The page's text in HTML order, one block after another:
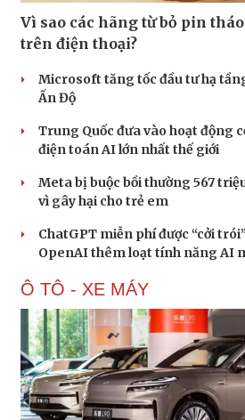
Vì sao các hãng từ bỏ pin
trên điện thoại?
Microsoft tăng tốc đầu tư hạ
Ấn Độ
Trung Quốc đưa vào hoạt động
điện toán AI lớn nhất thế giới
Meta bị buộc bồi thường 567
vì gây hại cho trẻ em
ChatGPT miễn phí được “cởi
OpenAI thêm loạt tính năng AI
Ô TÔ - XE MÁY